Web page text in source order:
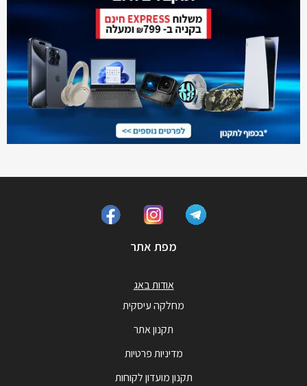
מפת אתר
אודות באג
מחלקה עיסקית
תקנון אתר
מדיניות פרטיות
תקנון מועדון לקוחות